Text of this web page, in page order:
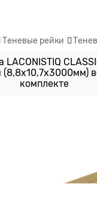
Теневые рейки
LACONISTIQ
комплекте